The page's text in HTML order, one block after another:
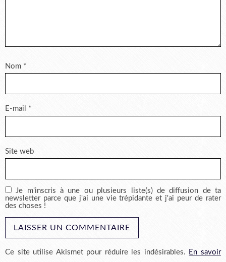
Nom *
E-mail *
Site web
Je m'inscris à une ou plusieurs liste(s) de diffusion de ta
newsletter parce que j'ai une vie trépidante et j'ai peur de rater
des choses !
Ce site utilise Akismet pour réduire les indésirables. En savoir